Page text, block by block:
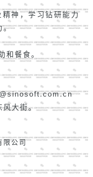
神，学习钻研能力
。
和餐食。
风大街。
限公司